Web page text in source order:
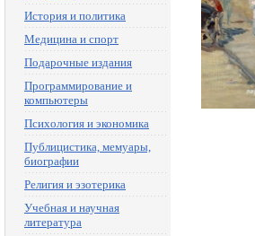
История и политика
Медицина и спорт
Подарочные издания
Программирование и
компьютеры
Психология и экономика
Публицистика, мемуары,
биографии
Религия и эзотерика
Учебная и научная
литература